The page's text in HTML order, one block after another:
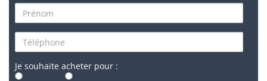
Je souhaite acheter pour :